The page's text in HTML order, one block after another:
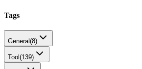
Tags
General(8)
Tool (139)